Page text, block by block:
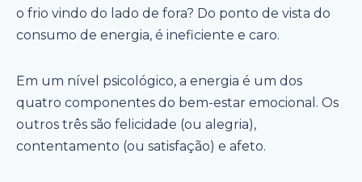
o frio vindo do lado de fora? Do ponto de vista do
consumo de energia, é ineficiente e caro.
Em um nível psicológico, a energia é um dos
quatro componentes do bem-estar emocional. Os
outros três são felicidade (ou alegria),
contentamento (ou satisfação) e afeto.